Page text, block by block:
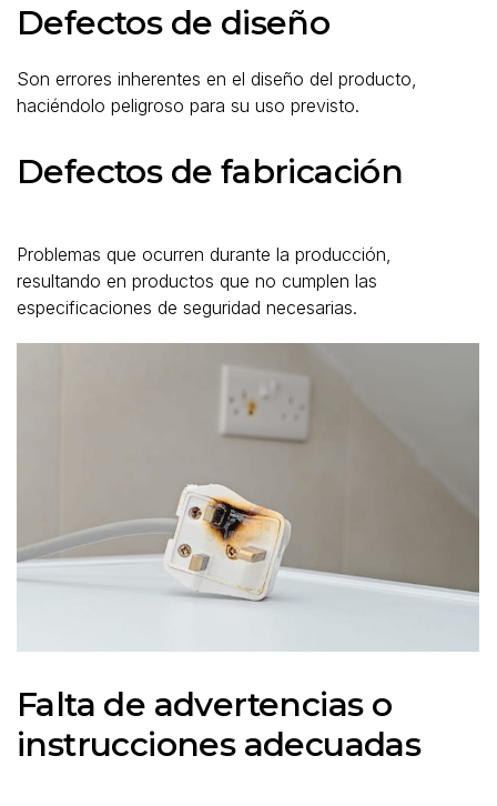
Defectos de diseño
Son errores inherentes en el diseño del producto,
haciéndolo peligroso para su uso previsto.
Defectos de fabricación
Problemas que ocurren durante la producción,
resultando en productos que no cumplen las
especificaciones de seguridad necesarias.
Falta de advertencias o
instrucciones adecuadas